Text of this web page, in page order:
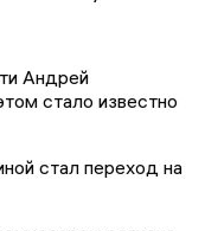
Андрей
стало известно
стал переход на